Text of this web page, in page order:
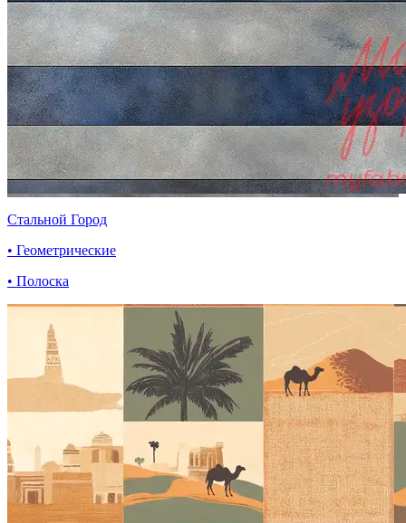
Стальной Город
• Геометрические
• Полоска